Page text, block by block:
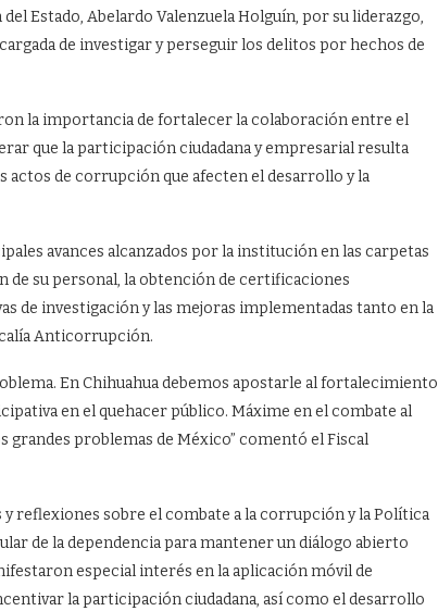
Estado, Abelardo Valenzuela Holguín, por su liderazgo,
de investigar y perseguir los delitos por hechos de
la importancia de fortalecer la colaboración entre el
que la participación ciudadana y empresarial resulta
de corrupción que afecten el desarrollo y la
avances alcanzados por la institución en las carpetas
de su personal, la obtención de certificaciones
de investigación y las mejoras implementadas tanto en la
Anticorrupción.
En Chihuahua debemos apostarle al fortalecimiento
en el quehacer público. Máxime en el combate al
grandes problemas de México” comentó el Fiscal
reflexiones sobre el combate a la corrupción y la Política
de la dependencia para mantener un diálogo abierto
especial interés en la aplicación móvil de
la participación ciudadana, así como el desarrollo